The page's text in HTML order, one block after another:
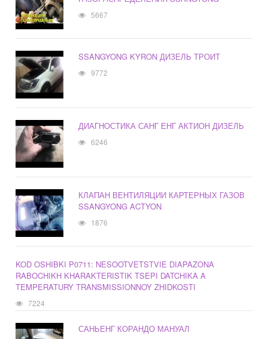
5667
SSANGYONG KYRON ДИЗЕЛЬ ТРОИТ
9772
ДИАГНОСТИКА САНГ ЕНГ АКТИОН ДИЗЕЛЬ
6246
КЛАПАН ВЕНТИЛЯЦИИ КАРТЕРНЫХ ГАЗОВ
SSANGYONG ACTYON
1876
KOD OSHIBKI P0711: NESOOTVETSTVIE DIAPAZONA
RABOCHIKH KHARAKTERISTIK TSEPI DATCHIKA A
TEMPERATURY TRANSMISSIONNOY ZHIDKOSTI
7224
САНЬЕНГ КОРАНДО МАНУАЛ